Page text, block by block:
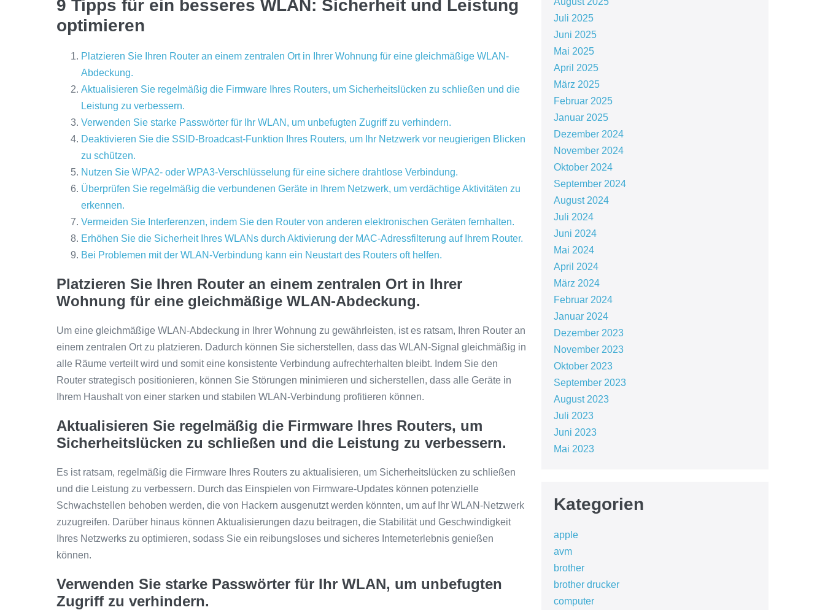
9 Tipps für ein besseres WLAN: Sicherheit und Leistung
optimieren
Platzieren Sie Ihren Router an einem zentralen Ort in Ihrer Wohnung für eine gleichmäßige WLAN-
Abdeckung.
Aktualisieren Sie regelmäßig die Firmware Ihres Routers, um Sicherheitslücken zu schließen und die
Leistung zu verbessern.
Verwenden Sie starke Passwörter für Ihr WLAN, um unbefugten Zugriff zu verhindern.
Deaktivieren Sie die SSID-Broadcast-Funktion Ihres Routers, um Ihr Netzwerk vor neugierigen Blicken
zu schützen.
Nutzen Sie WPA2- oder WPA3-Verschlüsselung für eine sichere drahtlose Verbindung.
Überprüfen Sie regelmäßig die verbundenen Geräte in Ihrem Netzwerk, um verdächtige Aktivitäten zu
erkennen.
Vermeiden Sie Interferenzen, indem Sie den Router von anderen elektronischen Geräten fernhalten.
Erhöhen Sie die Sicherheit Ihres WLANs durch Aktivierung der MAC-Adressfilterung auf Ihrem Router.
Bei Problemen mit der WLAN-Verbindung kann ein Neustart des Routers oft helfen.
Platzieren Sie Ihren Router an einem zentralen Ort in Ihrer
Wohnung für eine gleichmäßige WLAN-Abdeckung.
Um eine gleichmäßige WLAN-Abdeckung in Ihrer Wohnung zu gewährleisten, ist es ratsam, Ihren Router an
einem zentralen Ort zu platzieren. Dadurch können Sie sicherstellen, dass das WLAN-Signal gleichmäßig in
alle Räume verteilt wird und somit eine konsistente Verbindung aufrechterhalten bleibt. Indem Sie den
Router strategisch positionieren, können Sie Störungen minimieren und sicherstellen, dass alle Geräte in
Ihrem Haushalt von einer starken und stabilen WLAN-Verbindung profitieren können.
Aktualisieren Sie regelmäßig die Firmware Ihres Routers, um
Sicherheitslücken zu schließen und die Leistung zu verbessern.
Es ist ratsam, regelmäßig die Firmware Ihres Routers zu aktualisieren, um Sicherheitslücken zu schließen
und die Leistung zu verbessern. Durch das Einspielen von Firmware-Updates können potenzielle
Schwachstellen behoben werden, die von Hackern ausgenutzt werden könnten, um auf Ihr WLAN-Netzwerk
zuzugreifen. Darüber hinaus können Aktualisierungen dazu beitragen, die Stabilität und Geschwindigkeit
Ihres Netzwerks zu optimieren, sodass Sie ein reibungsloses und sicheres Interneterlebnis genießen
können.
Verwenden Sie starke Passwörter für Ihr WLAN, um unbefugten
Zugriff zu verhindern.
Juli 2025
Juni 2025
Mai 2025
April 2025
März 2025
Februar 2025
Januar 2025
Dezember 2024
November 2024
Oktober 2024
September 2024
August 2024
Juli 2024
Juni 2024
Mai 2024
April 2024
März 2024
Februar 2024
Januar 2024
Dezember 2023
November 2023
Oktober 2023
September 2023
August 2023
Juli 2023
Juni 2023
Mai 2023
Kategorien
apple
avm
brother
brother drucker
computer